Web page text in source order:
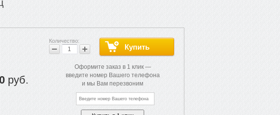
руб.
Оформите заказ в 1 клик —
введите номер Вашего телефона
и мы Вам перезвоним